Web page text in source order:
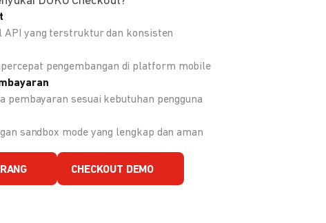
API yang terstruktur dan konsisten
pengembangan di platform mobile
pembayaran sesuai kebutuhan pengguna
sandbox mode yang lengkap dan aman
CHECKOUT DEMO